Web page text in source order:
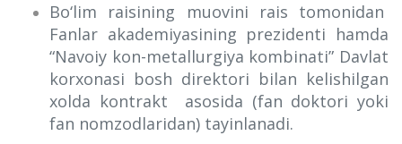
Bo‘lim raisining muovini rais tomonidan
Fanlar akademiyasining prezidenti hamda
“Navoiy kon-metallurgiya kombinati” Davlat
korxonasi bosh direktori bilan kelishilgan
xolda kontrakt asosida (fan doktori yoki
fan nomzodlaridan) tayinlanadi.